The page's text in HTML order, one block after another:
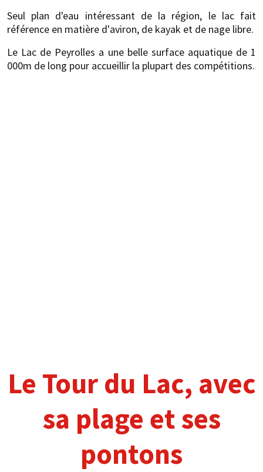
Seul plan d'eau intéressant de la région, le lac fait
référence en matière d'aviron, de kayak et de nage libre.
Le Lac de Peyrolles a une belle surface aquatique de 1
000m de long pour accueillir la plupart des compétitions.
Le Tour du Lac, avec
sa plage et ses
pontons